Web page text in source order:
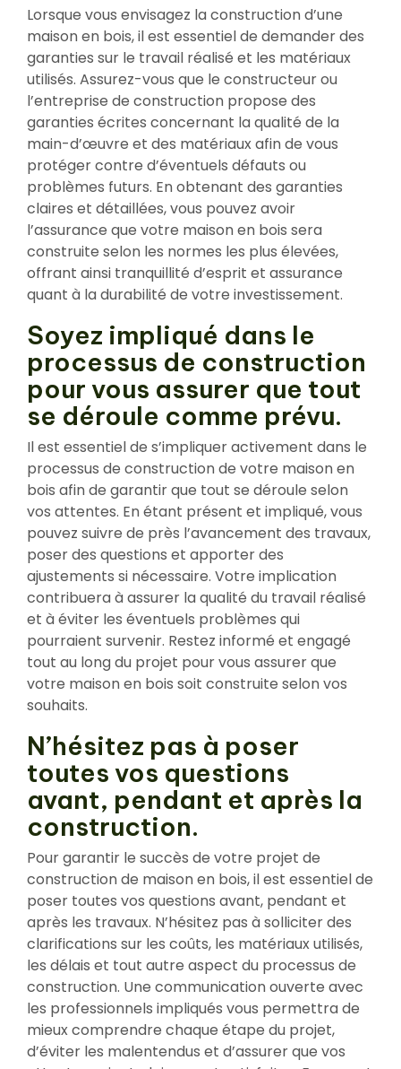
Lorsque vous envisagez la construction d’une
maison en bois, il est essentiel de demander des
garanties sur le travail réalisé et les matériaux
utilisés. Assurez-vous que le constructeur ou
l’entreprise de construction propose des
garanties écrites concernant la qualité de la
main-d’œuvre et des matériaux afin de vous
protéger contre d’éventuels défauts ou
problèmes futurs. En obtenant des garanties
claires et détaillées, vous pouvez avoir
l’assurance que votre maison en bois sera
construite selon les normes les plus élevées,
offrant ainsi tranquillité d’esprit et assurance
quant à la durabilité de votre investissement.
Soyez impliqué dans le
processus de construction
pour vous assurer que tout
se déroule comme prévu.
Il est essentiel de s’impliquer activement dans le
processus de construction de votre maison en
bois afin de garantir que tout se déroule selon
vos attentes. En étant présent et impliqué, vous
pouvez suivre de près l’avancement des travaux,
poser des questions et apporter des
ajustements si nécessaire. Votre implication
contribuera à assurer la qualité du travail réalisé
et à éviter les éventuels problèmes qui
pourraient survenir. Restez informé et engagé
tout au long du projet pour vous assurer que
votre maison en bois soit construite selon vos
souhaits.
N’hésitez pas à poser
toutes vos questions
avant, pendant et après la
construction.
Pour garantir le succès de votre projet de
construction de maison en bois, il est essentiel de
poser toutes vos questions avant, pendant et
après les travaux. N’hésitez pas à solliciter des
clarifications sur les coûts, les matériaux utilisés,
les délais et tout autre aspect du processus de
construction. Une communication ouverte avec
les professionnels impliqués vous permettra de
mieux comprendre chaque étape du projet,
d’éviter les malentendus et d’assurer que vos